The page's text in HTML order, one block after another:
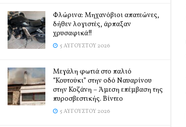
Φλώρινα: Μηχανόβιοι απατεώνες,
δήθεν λογιστές, άρπαξαν
χρυσαφικά!!
5 ΑΥΓΟΎΣΤΟΥ 2026
Μεγάλη φωτιά στο παλιό
“Κουτούκι” στην οδό Ναυαρίνου
στην Κοζάνη – Άμεση επέμβαση της
πυροσβεστικής. Βίντεο
5 ΑΥΓΟΎΣΤΟΥ 2026